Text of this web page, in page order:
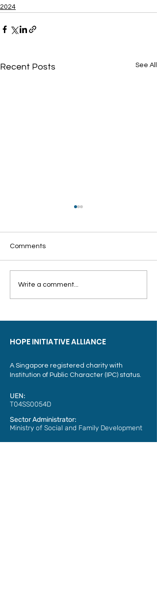
2024
Recent Posts See All
客工关怀联盟：培训设备
不足 志愿导师难招
Comments
Write a comment...
HOPE INITIATIVE ALLIANCE
A Singapore registered charity with
Institution of Public Character (IPC) status.
UEN:
T04SS0054D
Sector Administrator:
Ministry of Social and Family Development